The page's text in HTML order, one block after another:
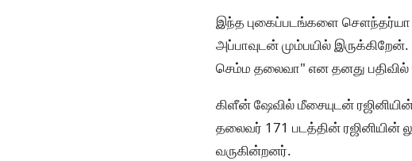
இந்த புகைப்படங்களை சௌந்தர்யா
அப்பாவுடன் மும்பயில்
செம்ம தலைவா" என தனது பதிவில்
கிளீன் ஷேவில் மீசையுடன்
தலைவர் 171 படத்தின்
வருகின்றனர்.